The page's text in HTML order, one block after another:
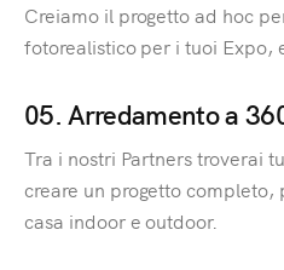
Creiamo il progetto ad hoc
fotorealistico per i tuoi Expo,
05. Arredamento a
Tra i nostri Partners troverai
creare un progetto
casa indoor e outdoor.